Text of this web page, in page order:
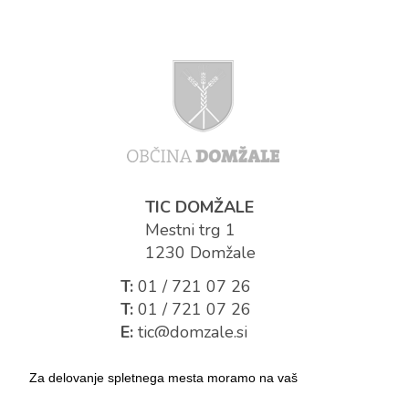
Za delovanje spletnega mesta moramo na vaš
TIC DOMŽALE
Mestni trg 1
1230 Domžale
T:01 / 721 07 26
T:01 / 721 07 26
E:tic@domzale.si